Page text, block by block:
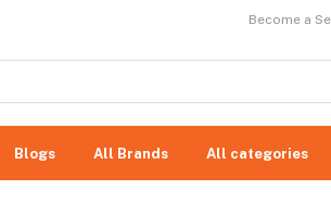
Become a
Blogs All Brands All categories